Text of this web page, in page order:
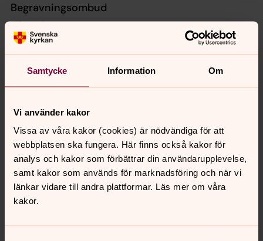
Samtycke Information Om
Vi använder kakor
Vissa av våra kakor (cookies) är nödvändiga för att
webbplatsen ska fungera. Här finns också kakor för
analys och kakor som förbättrar din användarupplevelse,
samt kakor som används för marknadsföring och när vi
länkar vidare till andra plattformar. Läs mer om våra
kakor.
Begravningsombud
Ulf Nordström
Senast ändrad 15 juni 2026
Synpunkter eller frågor på sidans
innehåll?
vollsjo.forsamling@svenskakyrkan.se
Dela